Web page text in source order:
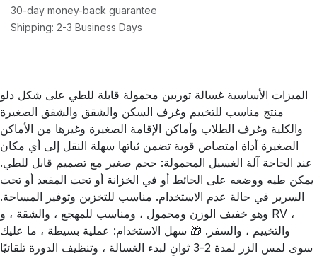
30-day money-back guarantee
Shipping: 2-3 Business Days
الميزات الأساسية غسالة توربين محمولة قابلة للطي على شكل دلو
منتج مناسب للتخييم وغرف السكن والشقق والشقق الصغيرة
والكلية وغرف الطلاب وأماكن الإقامة الصغيرة وغيرها من الأماكن
الصغيرة أداة امتصاص قوية تضمن ثباتها سهلة النقل إلى أي مكان
عند الحاجة آلة الغسيل المحمولة: حجم صغير مع تصميم قابل للطي.
يمكن طيه ووضعه على الحائط أو في الخزانة أو تحت المقعد أو تحت
السرير في حالة عدم الاستخدام. مناسب للتخزين وتوفير المساحة.
وهو خفيف الوزن ومحمول ، ومناسب للمهجع ، والشقة ، و RV ،
والتخييم ، والسفر. 🎁 سهل الاستخدام: عملية بسيطة ، ما عليك
سوى لمس الزر لمدة 2-3 ثوانٍ لبدء الغسالة ، وتنظيف الدورة تلقائيًا